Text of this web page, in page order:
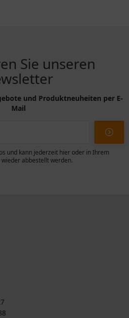
Sie unseren
und Produktneuheiten per E-
Mail
und kann jederzeit hier oder in Ihrem
wieder abbestellt werden.